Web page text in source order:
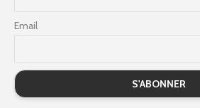
Email